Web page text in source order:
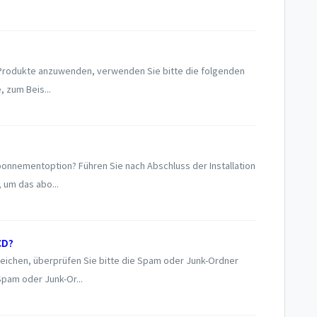
anzuwenden, verwenden Sie bitte die folgenden
Beis...
Führen Sie nach Abschluss der Installation
das abo...
überprüfen Sie bitte die Spam oder Junk-Ordner
oder Junk-Or...